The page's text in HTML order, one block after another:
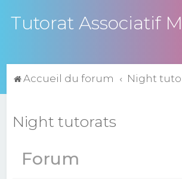
Tutorat Associatif
Accueil du forum Night
Night tutorats
Forum